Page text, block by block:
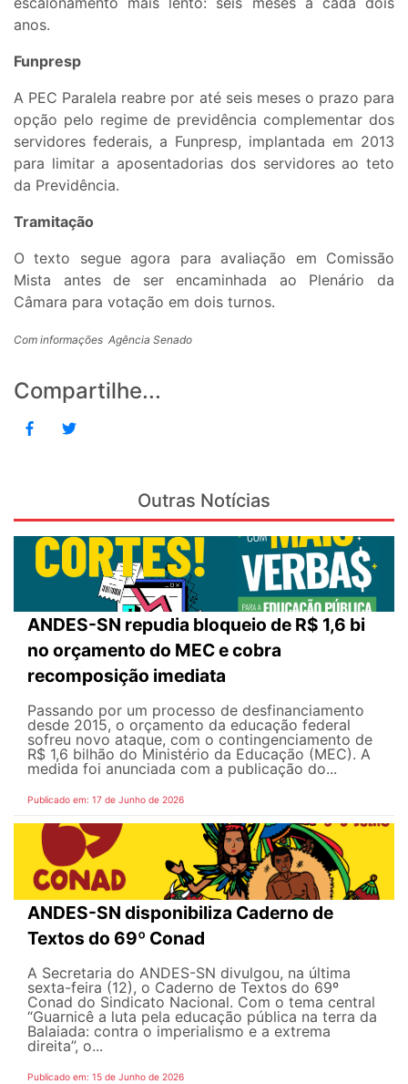
anos.
Funpresp
A PEC Paralela reabre por até seis meses o prazo para
opção pelo regime de previdência complementar dos
servidores federais, a Funpresp, implantada em 2013
para limitar a aposentadorias dos servidores ao teto
da Previdência.
Tramitação
O texto segue agora para avaliação em Comissão
Mista antes de ser encaminhada ao Plenário da
Câmara para votação em dois turnos.
Com informações Agência Senado
Compartilhe...
Outras Notícias
ANDES-SN repudia bloqueio de R$ 1,6 bi
no orçamento do MEC e cobra
recomposição imediata
Passando por um processo de desfinanciamento
desde 2015, o orçamento da educação federal
sofreu novo ataque, com o contingenciamento de
R$ 1,6 bilhão do Ministério da Educação (MEC). A
medida foi anunciada com a publicação do...
Publicado em: 17 de Junho de 2026
ANDES-SN disponibiliza Caderno de
Textos do 69º Conad
A Secretaria do ANDES-SN divulgou, na última
sexta-feira (12), o Caderno de Textos do 69º
Conad do Sindicato Nacional. Com o tema central
“Guarnicê a luta pela educação pública na terra da
Balaiada: contra o imperialismo e a extrema
direita”, o...
Publicado em: 15 de Junho de 2026